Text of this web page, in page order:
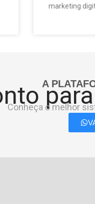
marketing
A
Conheça o melhor